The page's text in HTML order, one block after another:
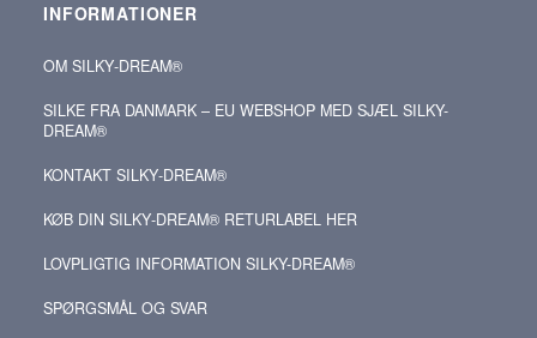
INFORMATIONER
OM SILKY‑DREAM®
SILKE FRA DANMARK – EU WEBSHOP MED SJÆL SILKY-
DREAM®
KONTAKT SILKY‑DREAM®
KØB DIN SILKY‑DREAM® RETURLABEL HER
LOVPLIGTIG INFORMATION SILKY-DREAM®
SPØRGSMÅL OG SVAR